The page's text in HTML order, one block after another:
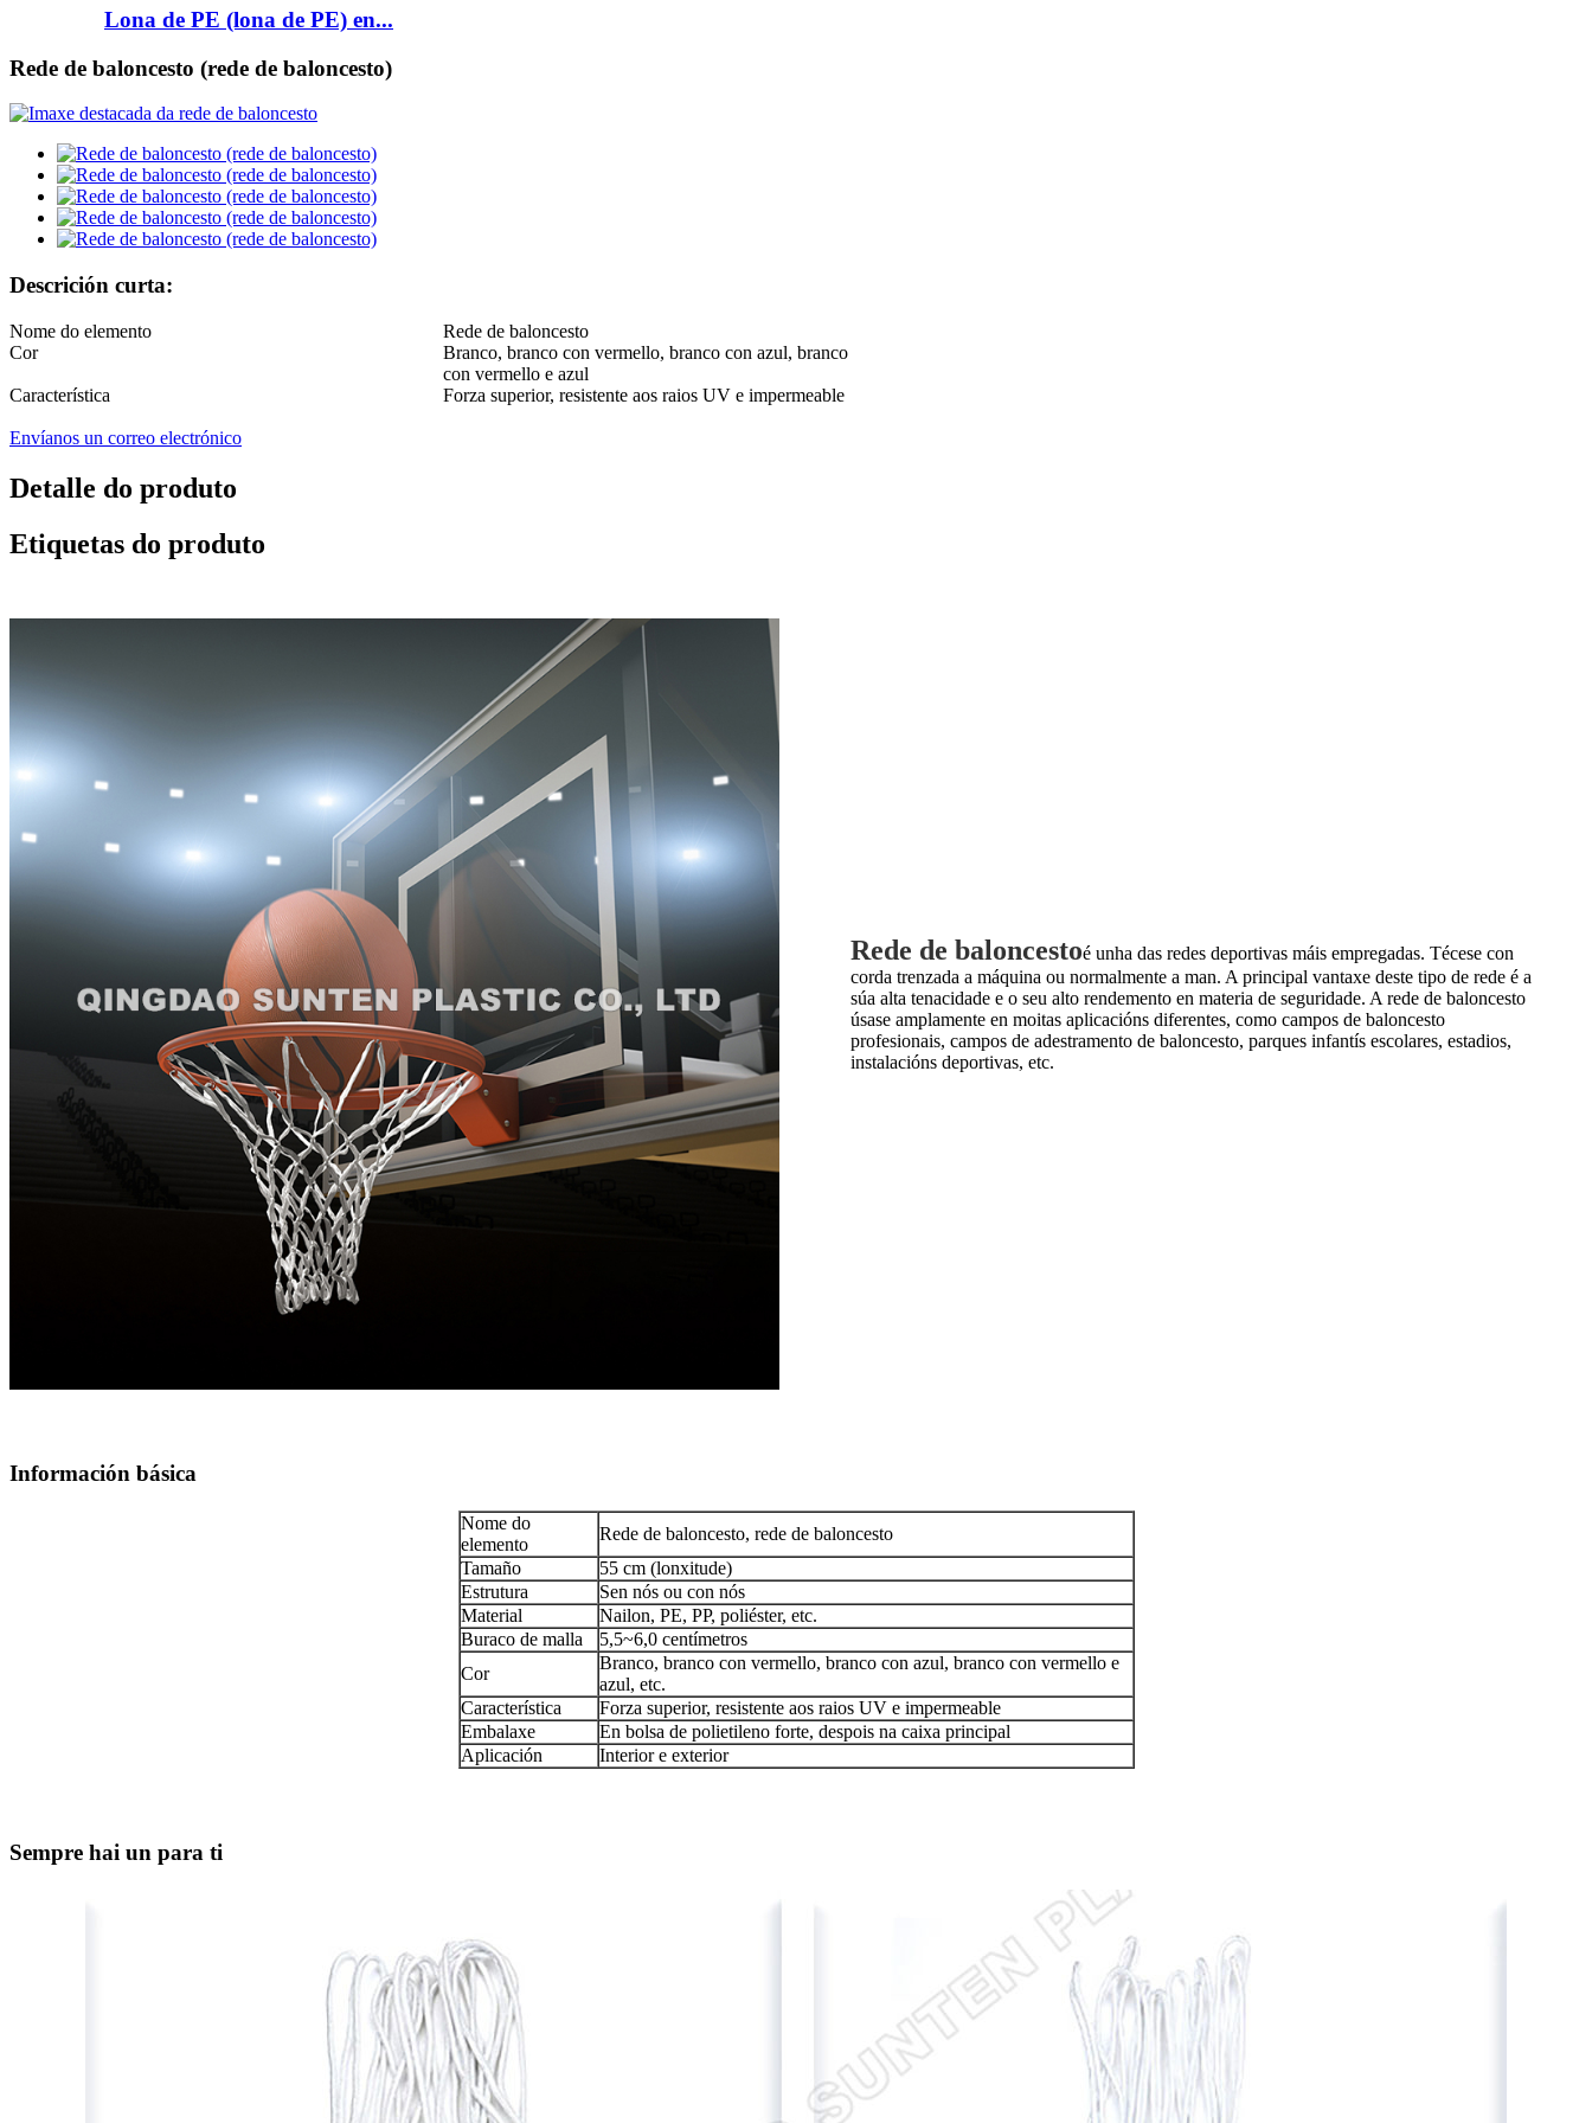
Lona de PE (lona de PE) en...
Rede de baloncesto (rede de baloncesto)
Descrición curta:
Nome do elemento
Rede de baloncesto
Cor
Branco, branco con vermello, branco con azul, branco
con vermello e azul
Característica
Forza superior, resistente aos raios UV e impermeable
Envíanos un correo electrónico
Detalle do produto
Etiquetas do produto
Rede de baloncestoé unha das redes deportivas máis empregadas. Técese con
corda trenzada a máquina ou normalmente a man. A principal vantaxe deste tipo de rede é a
súa alta tenacidade e o seu alto rendemento en materia de seguridade. A rede de baloncesto
úsase amplamente en moitas aplicacións diferentes, como campos de baloncesto
profesionais, campos de adestramento de baloncesto, parques infantís escolares, estadios,
instalacións deportivas, etc.
Información básica
Nome do
elemento
Rede de baloncesto, rede de baloncesto
Tamaño
55 cm (lonxitude)
Estrutura
Sen nós ou con nós
Material
Nailon, PE, PP, poliéster, etc.
Buraco de malla
5,5~6,0 centímetros
Cor
Branco, branco con vermello, branco con azul, branco con vermello e
azul, etc.
Característica
Forza superior, resistente aos raios UV e impermeable
Embalaxe
En bolsa de polietileno forte, despois na caixa principal
Aplicación
Interior e exterior
Sempre hai un para ti